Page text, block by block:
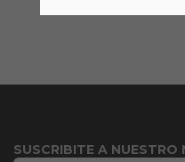
SUSCRIBITE A NUESTRO